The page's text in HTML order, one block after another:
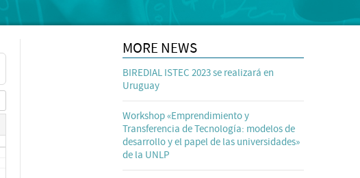
MORE NEWS
BIREDIAL ISTEC 2023 se realizará en
Uruguay
Workshop «Emprendimiento y
Transferencia de Tecnología: modelos de
desarrollo y el papel de las universidades»
de la UNLP